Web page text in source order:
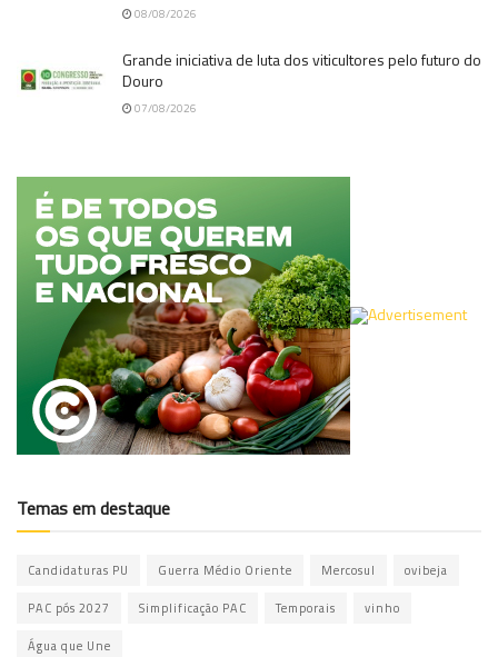
08/08/2026
Grande iniciativa de luta dos viticultores pelo futuro do
Douro
07/08/2026
Temas em destaque
Candidaturas PU Guerra Médio Oriente Mercosul ovibeja
PAC pós 2027 Simplificação PAC Temporais vinho
Água que Une